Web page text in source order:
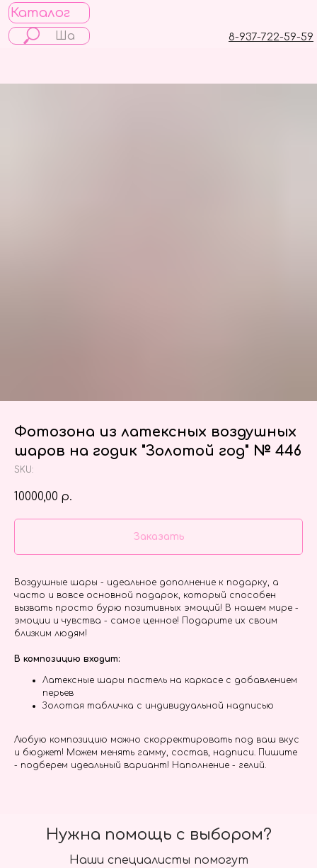
Каталог
8-937-722-59-59
Фотозона из латексных воздушных
шаров на годик "Золотой год" № 446
SKU:
10000,00 р.
Заказать
Воздушные шары - идеальное дополнение к подарку, а
часто и вовсе основной подарок, который способен
вызвать просто бурю позитивных эмоций! В нашем мире -
эмоции и чувства - самое ценное! Подарите их своим
близким людям!
В композицию входит:
Латексные шары пастель на каркасе с добавлением
перьев
Золотая табличка с индивидуальной надписью
Любую композицию можно скорректировать под ваш вкус
и бюджет! Можем менять гамму, состав, надписи. Пишите
- подберем идеальный вариант! Наполнение - гелий.
Наши специалисты помогут
Нужна помощь с выбором?